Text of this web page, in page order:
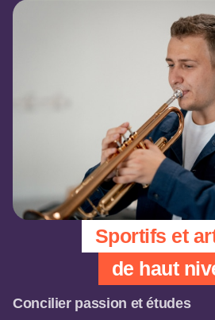
Sportifs et
de haut
Concilier passion et études